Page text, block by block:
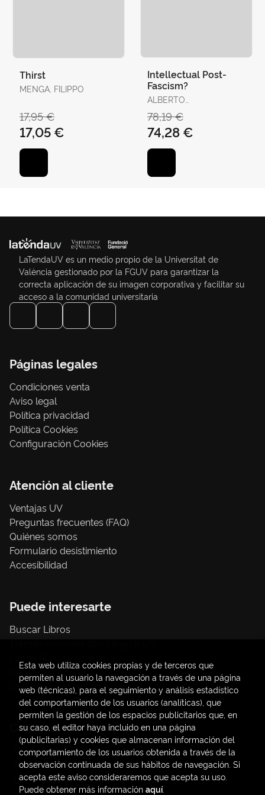
Thirst
MENGA, FILIPPO
17,95 €
17,05 €
Intellectual Post-
Fascism?
ALBERTO
78,19 €
74,28 €
LaTendaUV es un medio propio de la Universitat de
València gestionado por la FGUV para garantizar la
correcta aplicación de su imagen corporativa y facilitar su
acceso a la comunidad universitaria
Páginas legales
Condiciones venta
Aviso legal
Política privacidad
Política Cookies
Configuración Cookies
Atención al cliente
Ventajas UV
Preguntas frecuentes (FAQ)
Quiénes somos
Formulario desistimiento
Accesibilidad
Puede interesarte
Buscar Libros
Papelería / material oficina
Consumo Sostenible
Contacto
C/ Amadeo de Saboya, 4
(+34) 963828968
latendauv@fundacio.es
Esta web utiliza cookies propias y de terceros que
permiten al usuario la navegación a través de una página
web (técnicas), para el seguimiento y análisis estadístico
del comportamiento de los usuarios (analíticas), que
permiten la gestión de los espacios publicitarios que, en
su caso, el editor haya incluido en una página
(publicitarias) y cookies que almacenan información del
comportamiento de los usuarios obtenida a través de la
observación continuada de sus hábitos de navegación. Si
acepta este aviso consideraremos que acepta su uso.
Puede obtener más información aquí.